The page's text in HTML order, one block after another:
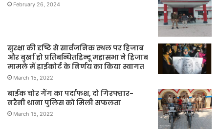
February 26, 2024
सुरक्षा की दृष्टि से सार्वजनिक स्थल पर हिजाब
और बुर्खा हो प्रतिबन्धितहिन्दू महासभा ने हिजाब
मामले में हाईकोर्ट के निर्णय का किया स्वागत
March 15, 2022
बाईक चोर गैंग का पर्दाफश, दो गिरफ्तार-
नरैनी थाना पुलिस को मिली सफलता
March 15, 2022